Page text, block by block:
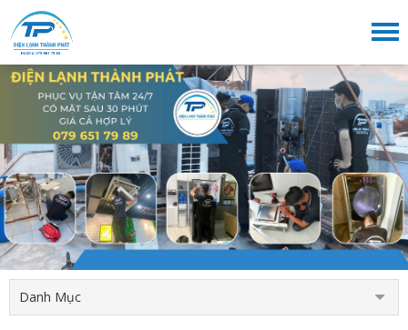
Danh Mục